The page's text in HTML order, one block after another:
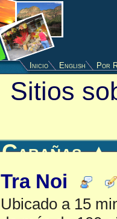
Inicio English Por
Sitios
Cabañas▲
Tra Noi
Ubicado a 15